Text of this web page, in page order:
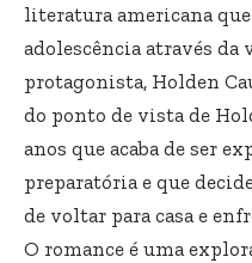
literatura americana que
adolescência através da
protagonista, Holden
do ponto de vista de
anos que acaba de ser
preparatória e que
de voltar para casa e
O romance é uma